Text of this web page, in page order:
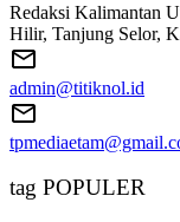
Redaksi Kalimantan
Hilir, Tanjung Selor,
admin@titiknol.id
tag POPULER